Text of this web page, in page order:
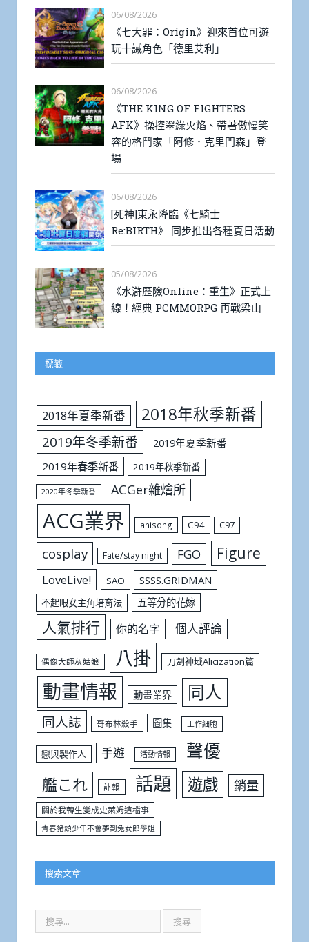
06/08/2026
《七大罪：Origin》迎來首位可遊
玩十誡角色「德里艾利」
06/08/2026
《THE KING OF FIGHTERS
AFK》操控翠綠火焰、帶著傲慢笑
容的格鬥家「阿修．克里門森」登
場
06/08/2026
[死神]東永降臨《七騎士
Re:BIRTH》 同步推出各種夏日活動
05/08/2026
《水滸歷險Online：重生》正式上
線！經典 PCMMORPG 再戰梁山
標籤
2018年夏季新番 2018年秋季新番
2019年冬季新番
2019年夏季新番
2019年春季新番
2019年秋季新番
2020年冬季新番 ACGer雜燴所
ACG業界 anisong C94 C97
cosplay Fate/stay night FGO Figure
LoveLive! SAO SSSS.GRIDMAN
不起眼女主角培育法 五等分的花嫁
人氣排行 你的名字 個人評論
偶像大師灰姑娘 八掛 刀劍神域Alicization篇
動畫情報 動畫業界 同人
同人誌 哥布林殺手 圖集 工作細胞
戀與製作人 手遊 活動情報 聲優
艦これ 訃報 話題 遊戲 銷量
關於我轉生變成史萊姆這檔事
青春豬頭少年不會夢到兔女郎學姐
搜索文章